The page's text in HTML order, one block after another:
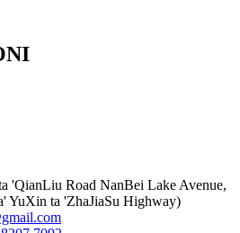
'QianLiu Road NanBei Lake Avenue,
YuXin ta 'ZhaJiaSu Highway)